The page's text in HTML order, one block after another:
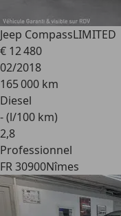
Jeep CompassLIMITED
€ 12 480
02/2018
165 000 km
Diesel
- (l/100 km)
2,8
Professionnel
FR 30900Nîmes